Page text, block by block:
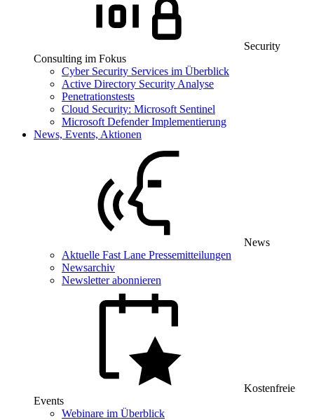
Security
Consulting im Fokus
Cyber Security Services im Überblick
Active Directory Security Analyse
Penetrationstests
Cloud Security: Microsoft Sentinel
Microsoft Defender Implementierung
News, Events, Aktionen
News
Aktuelle Fast Lane Pressemitteilungen
Newsarchiv
Newsletter abonnieren
Kostenfreie
Events
Webinare im Überblick